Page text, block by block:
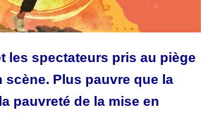
les spectateurs pris au piège
scène. Plus pauvre que la
pauvreté de la mise en